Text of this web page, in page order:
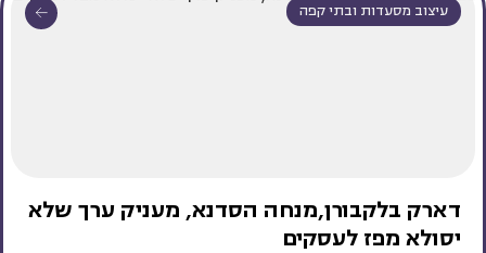
עיצוב מסעדות ובתי קפה
דארק בלקבורן,מנחה הסדנא, מעניק ערך שלא
יסולא מפז לעסקים